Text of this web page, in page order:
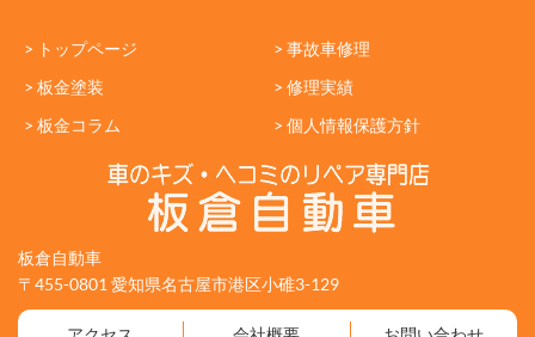
> トップページ
> 事故車修理
> 板金塗装
> 修理実績
> 板金コラム
> 個人情報保護方針
板倉自動車
〒455-0801 愛知県名古屋市港区小碓3-129